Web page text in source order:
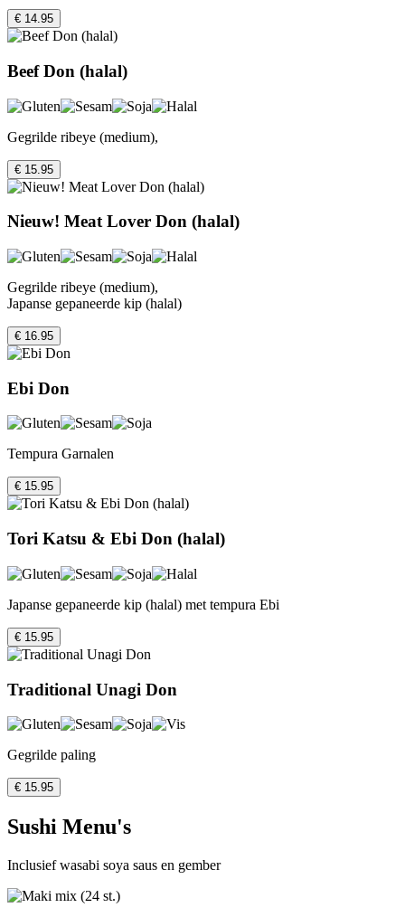
€ 14.95
Beef Don (halal)
Gegrilde ribeye (medium),
€ 15.95
Nieuw! Meat Lover Don (halal)
Gegrilde ribeye (medium),
Japanse gepaneerde kip (halal)
€ 16.95
Ebi Don
Tempura Garnalen
€ 15.95
Tori Katsu & Ebi Don (halal)
Japanse gepaneerde kip (halal) met tempura Ebi
€ 15.95
Traditional Unagi Don
Gegrilde paling
€ 15.95
Sushi Menu's
Inclusief wasabi soya saus en gember